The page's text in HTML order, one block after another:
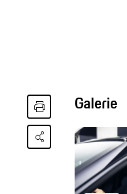
Galerie